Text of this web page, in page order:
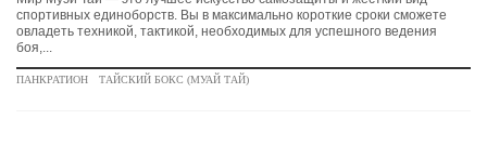
спортивных единоборств. Вы в максимально короткие сроки сможете
овладеть техникой, тактикой, необходимых для успешного ведения
боя,...
ПАНКРАТИОН ТАЙСКИЙ БОКС (МУАЙ ТАЙ)